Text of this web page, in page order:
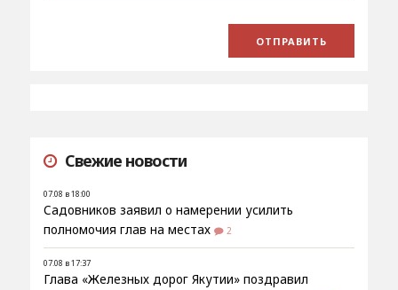
Свежие новости
07.08 в 18:00
Садовников заявил о намерении усилить
полномочия глав на местах
2
07.08 в 17:37
Глава «Железных дорог Якутии» поздравил